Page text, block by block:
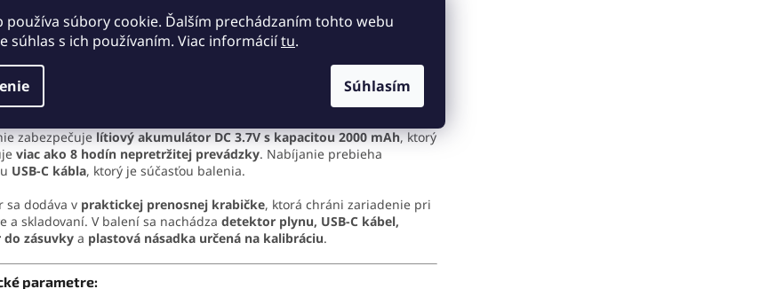
používa súbory cookie. Ďalším prechádzaním tohto webu
súhlas s ich používaním. Viac informáciítu.
Súhlasím
konštrukcia detektora zaručujevysokú odolnosť voči vode, prachu a
poškodeniu
, čo umožňuje spoľahlivé použitie aj v náročných
podmienkach. Na zadnej strane sa nachádza
kovový klipna
prístroja k
, čo uľahčuje manipuláciu
zabezpečujelítiový akumulátor DC 3.7V s kapacitou 2000 mAh, ktorý
viac ako 8 hodín nepretržitej prevádzky. Nabíjanie prebieha
USB-C kábla, ktorý je súčasťou balenia.
sa dodáva v praktickej prenosnej krabičke, ktorá chráni zariadenie pri
a skladovaní. V balení sa nachádza detektor plynu, USB-C kábel,
do zásuvky a plastová násadka určená na kalibráciu.
parametre: